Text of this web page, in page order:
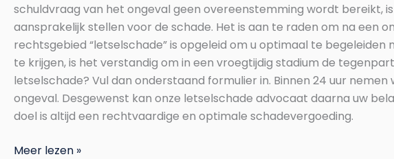
schuldvraag van het ongeval geen overeenstemming wordt bereikt,
aansprakelijk stellen voor de schade. Het is aan te raden om na een
rechtsgebied “letselschade” is opgeleid om u optimaal te
te krijgen, is het verstandig om in een vroegtijdig stadium de
letselschade? Vul dan onderstaand formulier in. Binnen 24 uur
ongeval. Desgewenst kan onze letselschade advocaat daarna uw
doel is altijd een rechtvaardige en optimale schadevergoeding.
Meer lezen »